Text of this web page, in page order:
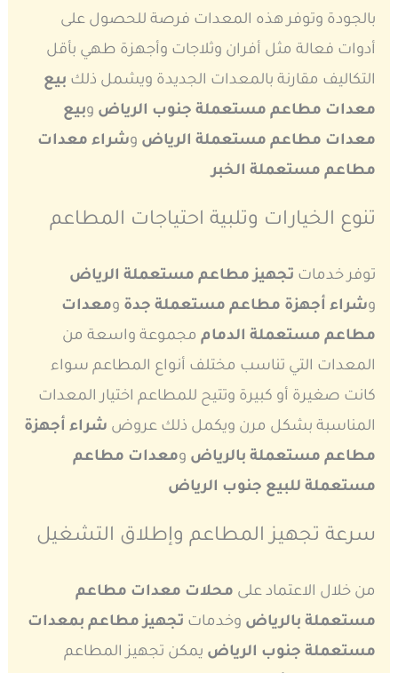
بالجودة وتوفر هذه المعدات فرصة للحصول على
أدوات فعالة مثل أفران وثلاجات وأجهزة طهي بأقل
التكاليف مقارنة بالمعدات الجديدة ويشمل ذلك بيع
معدات مطاعم مستعملة جنوب الرياض وبيع
معدات مطاعم مستعملة الرياض وشراء معدات
مطاعم مستعملة الخبر
تنوع الخيارات وتلبية احتياجات المطاعم
توفر خدمات تجهيز مطاعم مستعملة الرياض
وشراء أجهزة مطاعم مستعملة جدة ومعدات
مطاعم مستعملة الدماممجموعة واسعة من
المعدات التي تناسب مختلف أنواع المطاعم سواء
كانت صغيرة أو كبيرة وتتيح للمطاعم اختيار المعدات
المناسبة بشكل مرن ويكمل ذلك عروض شراء أجهزة
مطاعم مستعملة بالرياض ومعدات مطاعم
مستعملة للبيع جنوب الرياض
سرعة تجهيز المطاعم وإطلاق التشغيل
من خلال الاعتماد على محلات معدات مطاعم
مستعملة بالرياض وخدمات تجهيز مطاعم بمعدات
مستعملة جنوب الرياض يمكن تجهيز المطاعم